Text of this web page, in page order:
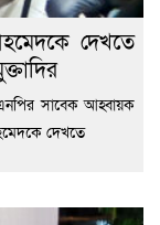
দেখতে
সাবেক আহ্বায়ক
দেখতে